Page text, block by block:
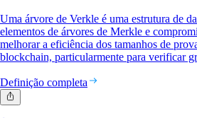
Uma árvore de Verkle é uma estrutura de
elementos de árvores de Merkle e
melhorar a eficiência dos tamanhos de
blockchain, particularmente para verificar
Definição completa